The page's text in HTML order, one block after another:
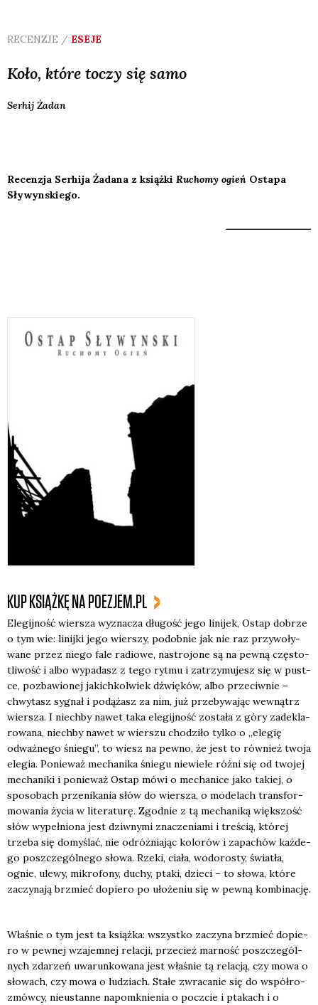
RECENZJE / ESEJE
Koło, które toczy się samo
Serhij Żadan
Recenzja Serhija Żadana z książki Ruchomy ogień Ostapa
Sływynskiego.
KUP KSIĄŻKĘ NA POEZJEM.PL
Ele­gij­ność wier­sza wyzna­cza dłu­gość jego lini­jek, Ostap dobrze
o tym wie: linij­ki jego wier­szy, podob­nie jak nie raz przy­wo­ły­
wa­ne przez nie­go fale radio­we, nastro­jo­ne są na pew­ną czę­sto­
tli­wość i albo wypa­dasz z tego ryt­mu i zatrzy­mu­jesz się w pust­
ce, pozba­wio­nej jakich­kol­wiek dźwię­ków, albo prze­ciw­nie –
chwy­tasz sygnał i podą­żasz za nim, już prze­by­wa­jąc wewnątrz
wier­sza. I niech­by nawet taka ele­gij­ność zosta­ła z góry zade­kla­
ro­wa­na, niech­by nawet w wier­szu cho­dzi­ło tyl­ko o „ele­gię
odważ­ne­go śnie­gu”, to wiesz na pew­no, że jest to rów­nież two­ja
ele­gia. Ponie­waż mecha­ni­ka śnie­gu nie­wie­le róż­ni się od two­jej
mecha­ni­ki i ponie­waż Ostap mówi o mecha­ni­ce jako takiej, o
spo­so­bach prze­ni­ka­nia słów do wier­sza, o mode­lach trans­for­
mo­wa­nia życia w lite­ra­tu­rę. Zgod­nie z tą mecha­ni­ką więk­szość
słów wypeł­nio­na jest dziw­ny­mi zna­cze­nia­mi i tre­ścią, któ­rej
trze­ba się domy­ślać, nie odróż­nia­jąc kolo­rów i zapa­chów każ­de­
go poszcze­gól­ne­go sło­wa. Rze­ki, cia­ła, wodo­ro­sty, świa­tła,
ognie, ule­wy, mikro­fo­ny, duchy, pta­ki, dzie­ci – to sło­wa, któ­re
zaczy­na­ją brzmieć dopie­ro po uło­że­niu się w pew­ną kom­bi­na­cję.
Wła­śnie o tym jest ta książ­ka: wszyst­ko zaczy­na brzmieć dopie­
ro w pew­nej wza­jem­nej rela­cji, prze­cież mar­ność poszcze­gól­
nych zda­rzeń uwa­run­ko­wa­na jest wła­śnie tą rela­cją, czy mowa o
sło­wach, czy mowa o ludziach. Sta­łe zwra­ca­nie się do współ­ro­
zmów­cy, nie­ustan­ne napo­mknie­nia o poczcie i pta­kach i o